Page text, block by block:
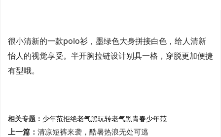
很小清新的一款polo衫，墨绿色大身拼接白色，给人清新
怡人的视觉享受。半开胸拉链设计别具一格，穿脱更加便捷
有型哦。
相关专题： 少年范拒绝老气黑玩转老气黑青春少年范
上一篇： 清凉短裤来袭，酷暑热浪无处可逃